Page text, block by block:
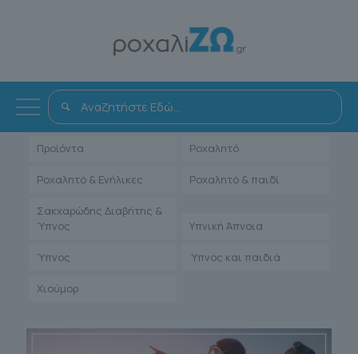
Αντιμετώπιση
Άρθρα Γιατρών Ενηλίκων
Μαρτυρίες Ιατρών
Προϊόντα Ροχαλητό
Ροχαλητό & Ενήλικες Ροχαλητό & παιδί
Σακχαρώδης Διαβήτης &
Ύπνος
Υπνική Άπνοια
Ύπνος Ύπνος και παιδιά
Χιούμορ